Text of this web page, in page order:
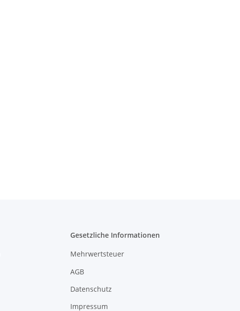
Gesetzliche Informationen
Mehrwertsteuer
AGB
Datenschutz
Impressum